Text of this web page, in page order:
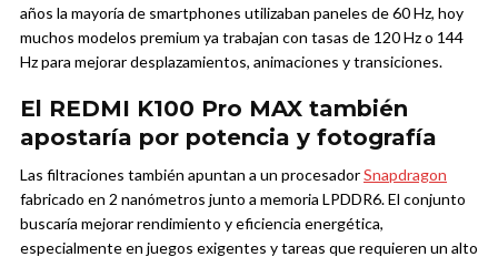
años la mayoría de smartphones utilizaban paneles de 60 Hz, hoy
muchos modelos premium ya trabajan con tasas de 120 Hz o 144
Hz para mejorar desplazamientos, animaciones y transiciones.
El REDMI K100 Pro MAX también
apostaría por potencia y fotografía
Las filtraciones también apuntan a un procesadorSnapdragon
fabricado en 2 nanómetros junto a memoria LPDDR6. El conjunto
buscaría mejorar rendimiento y eficiencia energética,
especialmente en juegos exigentes y tareas que requieren un alto